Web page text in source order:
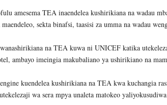
amesema TEA inaendelea kushirikiana na wadau
sekta binafsi, taasisi za umma na wadau
na TEA kuwa ni UNICEF katika
ambayo imeingia makubaliano ya ushirikiano na
kuendelea kushirikiana na TEA kwa kuchangia
wa sera mpya unaleta matokeo